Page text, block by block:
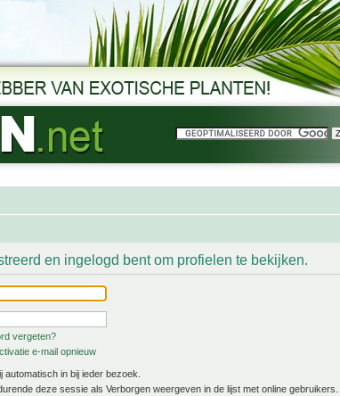
en ingelogd bent om profielen te bekijken.
vergeten?
e-mail opnieuw
automatisch in bij ieder bezoek.
deze sessie als Verborgen weergeven in de lijst met online gebruikers.